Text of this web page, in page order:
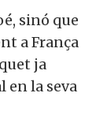
sinó que
a França
ja
en la seva